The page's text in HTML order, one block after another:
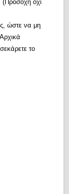
όχι
ώστε να μη
το